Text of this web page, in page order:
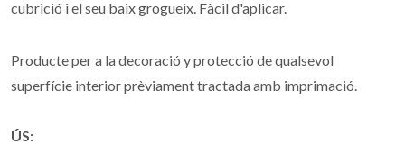
cubrició i el seu baix grogueix. Fàcil d'aplicar.
Producte per a la decoració y protecció de qualsevol
superfície interior prèviament tractada amb imprimació.
ÚS: